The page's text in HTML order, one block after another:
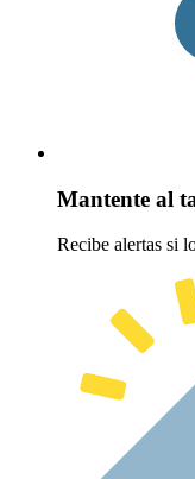
Mantente al
Recibe alertas si